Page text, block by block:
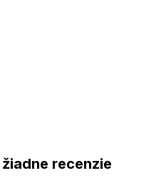
recenzie